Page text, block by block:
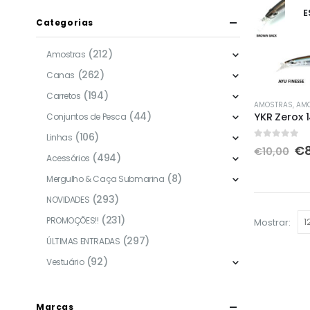
This
product
has
multiple
may
AMOSTRAS,
YKR Zerox
€10,00 O
€
Mostrar:
Categorias
Amostras (212)
Canas (262)
Carretos (194)
Conjuntos de Pesca (44)
Linhas (106)
Acessórios (494)
Mergulho & Caça Submarina (8)
NOVIDADES (293)
PROMOÇÕES!! (231)
ÚLTIMAS ENTRADAS (297)
Vestuário (92)
Marcas